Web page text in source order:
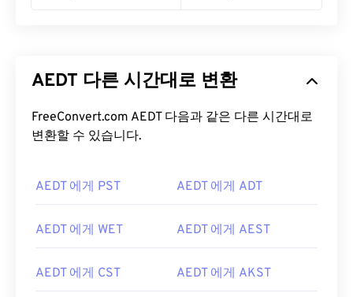
AEDT 다른 시간대로 변환
FreeConvert.com AEDT 다음과 같은 다른 시간대로
변환할 수 있습니다.
AEDT 에게 PST AEDT 에게 ADT
AEDT 에게 WET AEDT 에게 AEST
AEDT 에게 CST AEDT 에게 AKST